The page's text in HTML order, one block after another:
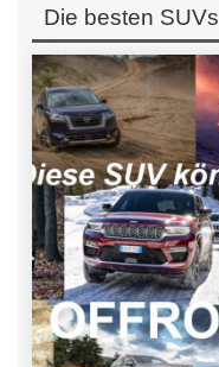
Die besten SUVs